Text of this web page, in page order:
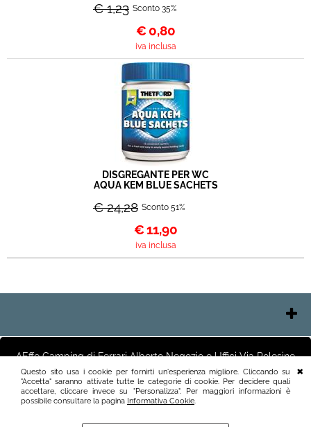
Questo sito usa i cookie per fornirti un'esperienza migliore. Cliccando su
"Accetta" saranno attivate tutte le categorie di cookie. Per decidere quali
accettare, cliccare invece su "Personalizza". Per maggiori informazioni è
possibile consultare la pagina Informativa Cookie.
€ 1,23 Sconto 35%
€ 0,80
iva inclusa
DISGREGANTE PER WC
AQUA KEM BLUE SACHETS
€ 24,28 Sconto 51%
€11,90
iva inclusa
Spedizioni
Recesso e Condizioni
AEffe Camping di Ferrari Alberto Negozio e Uffici Via Polesine
2 25125 Brescia (BS) Magazzino Via Friuli 3 25125 Brescia (BS)
Italia P.I.03411250982 info@aeffecamping.it tel.3887818400